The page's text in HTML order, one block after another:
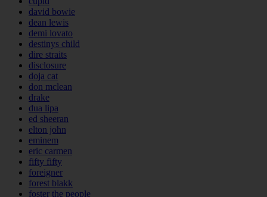
david bowie
dean lewis
demi lovato
destinys child
dire straits
disclosure
doja cat
don mclean
drake
dua lipa
ed sheeran
elton john
eminem
eric carmen
fifty fifty
foreigner
forest blakk
foster the people